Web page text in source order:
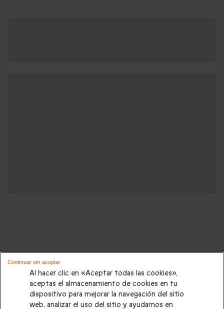
Cajas regalo románticas que podrían
interesarte:
Escapadas románticas |Escapadas románticas originales
Al hacer clic en «Aceptar todas las cookies»,
aceptas el almacenamiento de cookies en tu
dispositivo para mejorar la navegación del sitio
web, analizar el uso del sitio y ayudarnos en
Continuar sin aceptar